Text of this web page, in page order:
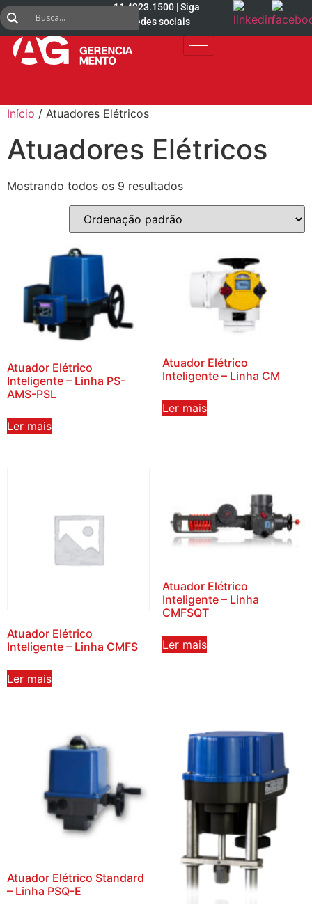
11 4223.1500 | Siga
nas redes sociais
Início / Atuadores Elétricos
Atuadores Elétricos
Mostrando todos os 9 resultados
Atuador Elétrico
Inteligente – Linha PS-
AMS-PSL
Ler mais
Atuador Elétrico
Inteligente – Linha CM
Ler mais
Atuador Elétrico
Inteligente – Linha CMFS
Ler mais
Atuador Elétrico
Inteligente – Linha
CMFSQT
Ler mais
Atuador Elétrico Standard
– Linha PSQ-E